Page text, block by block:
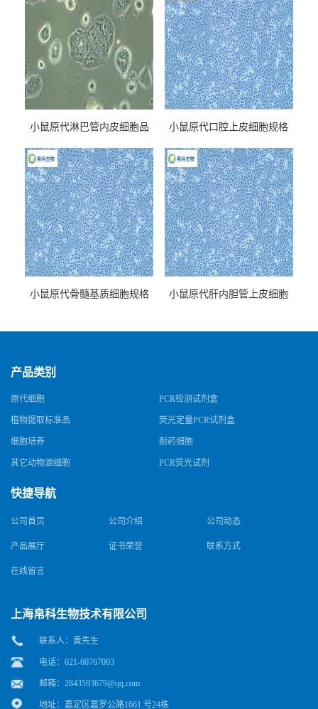
小鼠原代淋巴管内皮细胞品
小鼠原代口腔上皮细胞规格
小鼠原代骨髓基质细胞规格
小鼠原代肝内胆管上皮细胞
产品类别
原代细胞 PCR检测试剂盒
植物提取标准品 荧光定量PCR试剂盒
细胞培养 耐药细胞
其它动物源细胞 PCR荧光试剂
快捷导航
公司首页 公司介绍 公司动态
产品展厅 证书荣誉 联系方式
在线留言
上海帛科生物技术有限公司
联系人：黄先生
电话：021-60767003
邮箱： 2843593679@qq.com
地址：嘉定区嘉罗公路1661 号24栋